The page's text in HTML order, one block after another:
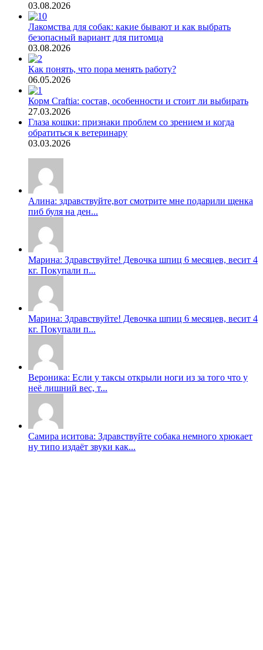
03.08.2026
Лакомства для собак: какие бывают и как выбрать
безопасный вариант для питомца
03.08.2026
Как понять, что пора менять работу?
06.05.2026
Корм Craftia: состав, особенности и стоит ли выбирать
27.03.2026
Глаза кошки: признаки проблем со зрением и когда
обратиться к ветеринару
03.03.2026
Алина: здравствуйте,вот смотрите мне подарили щенка
пиб буля на ден...
Марина: Здравствуйте! Девочка шпиц 6 месяцев, весит 4
кг. Покупали п...
Марина: Здравствуйте! Девочка шпиц 6 месяцев, весит 4
кг. Покупали п...
Вероника: Если у таксы открыли ноги из за того что у
неë лишний вес, т...
Самира иситова: Здравствуйте собака немного хрюкает
ну типо издаёт звуки как...